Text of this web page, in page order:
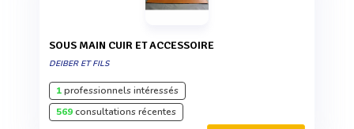
SOUS MAIN CUIR ET ACCESSOIRE
DEIBER ET FILS
1professionnels intéressés
569consultations récentes